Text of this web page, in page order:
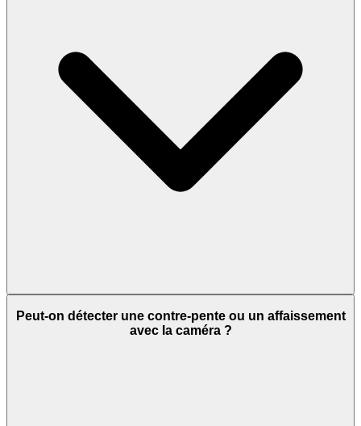
Peut-on détecter une contre-pente ou un affaissement
avec la caméra ?